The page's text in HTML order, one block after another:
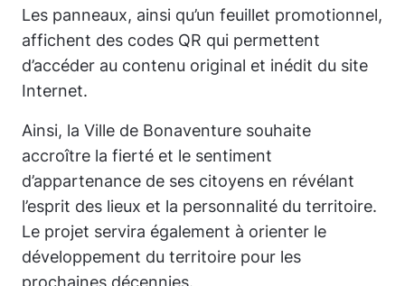
Les panneaux, ainsi qu’un feuillet promotionnel,
affichent des codes QR qui permettent
d’accéder au contenu original et inédit du site
Internet.
Ainsi, la Ville de Bonaventure souhaite
accroître la fierté et le sentiment
d’appartenance de ses citoyens en révélant
l’esprit des lieux et la personnalité du territoire.
Le projet servira également à orienter le
développement du territoire pour les
prochaines décennies.